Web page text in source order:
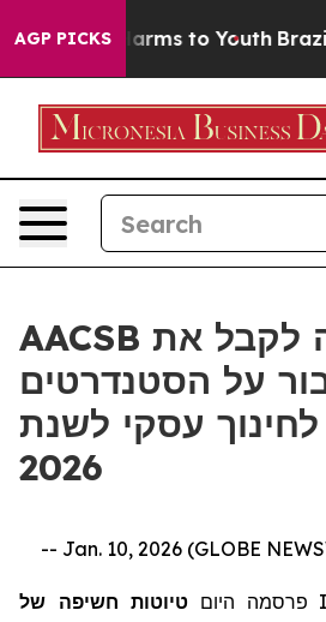
AGP PICKS
Abate Harms to Youth Brazil
AACSB מזמינה לקבל את
על הסטנדרטים
לחינוך עסקי לשנת
2026
פרסמה היום טיוטות חשיפה של